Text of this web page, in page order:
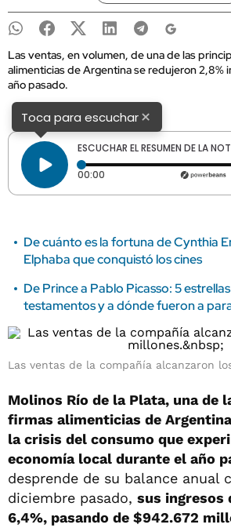
Las ventas, en volumen, de una de las
alimenticias de Argentina se redujeron 2,8%
año pasado.
Toca para escuchar×
ESCUCHAR EL RESUMEN DE LA
00:00 Tiempo transcurrido: 0
De cuánto es la fortuna de Cynthia
Elphaba que conquistó los cines
De Prince a Pablo Picasso: 5
testamentos y a dónde fueron a
Las ventas de la compañía alcanzaron
Molinos Río de la Plata, una de
firmas alimenticias de
la crisis del consumo que
economía local durante el año
desprende de su balance anual
diciembre pasado, sus ingresos
6,4%, pasando de $942.672